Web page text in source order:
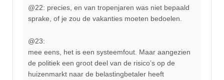
@22: precies, en van tropenjaren was niet bepaald
sprake, of je zou de vakanties moeten bedoelen.
@23:
mee eens, het is een systeemfout. Maar aangezien
de politiek een groot deel van de risico’s op de
huizenmarkt naar de belastingbetaler heeft